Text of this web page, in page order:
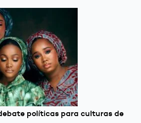
políticas para culturas de